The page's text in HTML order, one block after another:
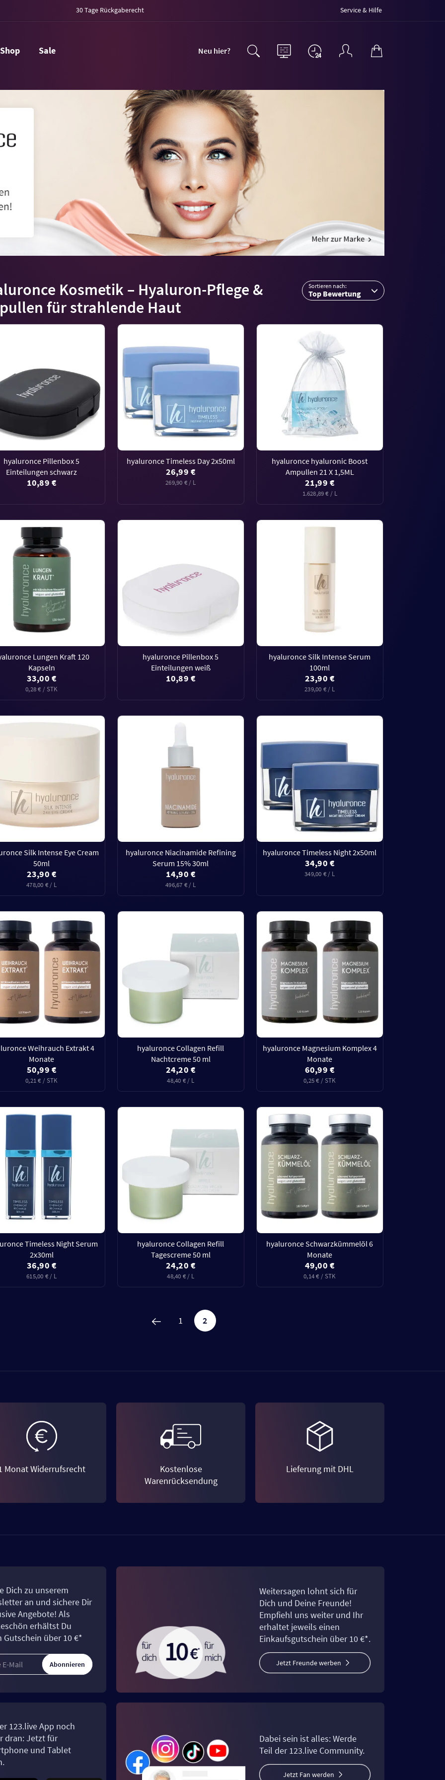
30 Tage Rückgaberecht Service & Hilfe
Shop Sale Neu hier?
Kosmetik – Hyaluron-Pflege &
für strahlende Haut
Sortieren nach:
Top Bewertung
hyaluronce Pillenbox 5
Einteilungen schwarz
10,89 €
hyaluronce Timeless Day 2x50ml
26,99 €
269,90 € / L
hyaluronce hyaluronic Boost
Ampullen 21 X 1,5ML
21,99 €
1.628,89 € / L
Lungen Kraft 120
Kapseln
33,00 €
0,28 € / STK
hyaluronce Pillenbox 5
Einteilungen weiß
10,89 €
hyaluronce Silk Intense Serum
100ml
23,90 €
239,00 € / L
Silk Intense Eye Cream
50ml
23,90 €
478,00 € / L
hyaluronce Niacinamide Refining
Serum 15% 30ml
14,90 €
496,67 € / L
hyaluronce Timeless Night 2x50ml
34,90 €
349,00 € / L
Weihrauch Extrakt 4
Monate
50,99 €
0,21 € / STK
hyaluronce Collagen Refill
Nachtcreme 50 ml
24,20 €
48,40 € / L
hyaluronce Magnesium Komplex 4
Monate
60,99 €
0,25 € / STK
Timeless Night Serum
2x30ml
36,90 €
615,00 € / L
hyaluronce Collagen Refill
Tagescreme 50 ml
24,20 €
48,40 € / L
hyaluronce Schwarzkümmelöl 6
Monate
49,00 €
0,14 € / STK
1 2
Monat Widerrufsrecht
Kostenlose
Warenrücksendung
Lieferung mit DHL
Dich zu unserem
an und sichere Dir
Angebote! Als
erhältst Du
Gutschein über 10 €*
Abonnieren
Weitersagen lohnt sich für
Dich und Deine Freunde!
Empfiehl uns weiter und Ihr
erhaltet jeweils einen
Einkaufsgutschein über 10 €*.
Jetzt Freunde werben
123.live App noch
dran: Jetzt für
und Tablet
Dabei sein ist alles: Werde
Teil der 123.live Community.
Jetzt Fan werden